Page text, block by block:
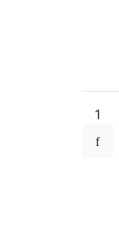
1